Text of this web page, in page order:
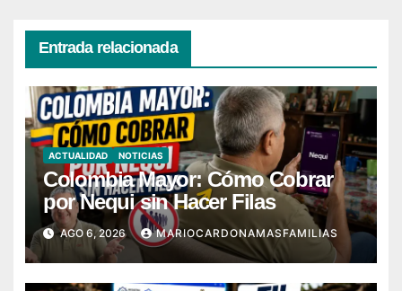
Entrada relacionada
ACTUALIDAD NOTICIAS
Colombia Mayor: Cómo Cobrar
por Nequi sin Hacer Filas
AGO 6, 2026 MARIOCARDONAMASFAMILIAS